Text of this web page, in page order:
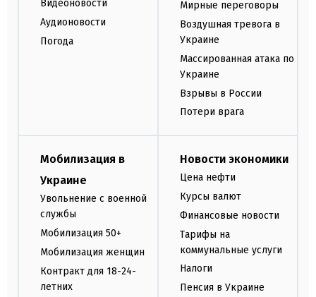
Видеоновости
Аудионовости
Погода
Мирные переговоры
Воздушная тревога в
Украине
Массированная атака по
Украине
Взрывы в России
Потери врага
Мобилизация в
Украине
Увольнение с военной
службы
Мобилизация 50+
Мобилизация женщин
Контракт для 18-24-
летних
Новости экономики
Цена нефти
Курсы валют
Финансовые новости
Тарифы на
коммунальные услуги
Налоги
Пенсия в Украине